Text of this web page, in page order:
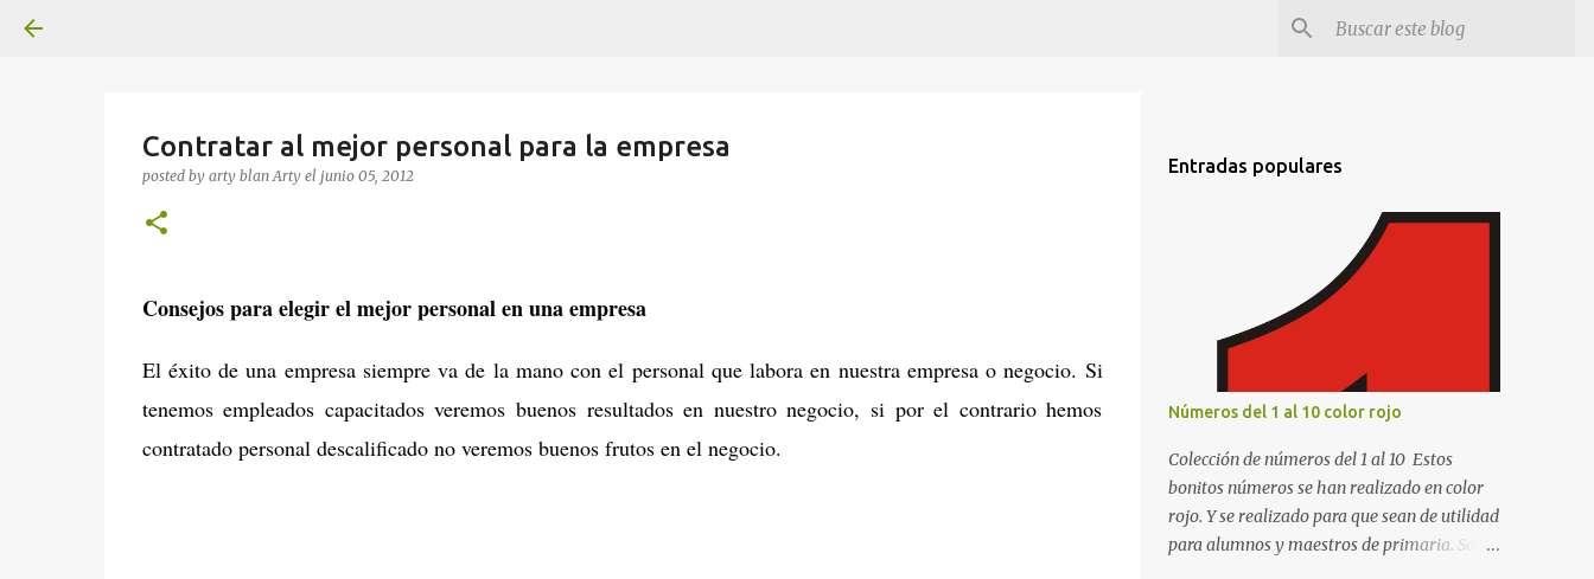
Contratar al mejor personal para la empresa
posted by arty blanArty el junio 05, 2012
Consejos para elegir el mejor personal en una empresa
El éxito de una empresa siempre va de la mano con el personal que labora en nuestra empresa o negocio. Si
tenemos empleados capacitados veremos buenos resultados en nuestro negocio, si por el contrario hemos
contratado personal descalificado no veremos buenos frutos en el negocio.
Entradas populares
Números del 1 al 10 color rojo
Colección de números del 1 al 10 Estos
bonitos números se han realizado en color
rojo. Y se realizado para que sean de utilidad
para alumnos y maestros de primaria. Son